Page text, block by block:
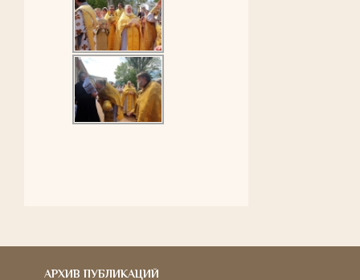
АРХИВ ПУБЛИКАЦИЙ